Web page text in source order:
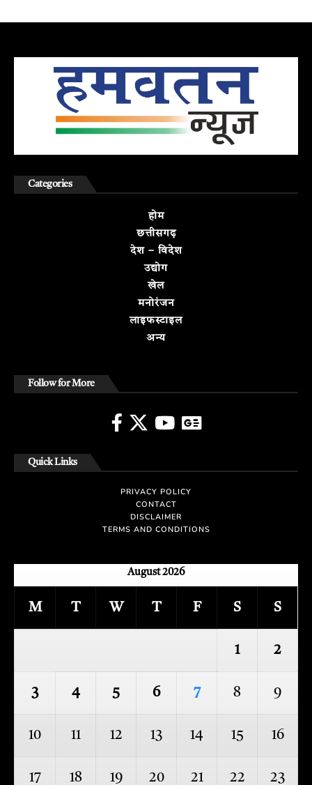
Categories
होम
छत्तीसगढ़
देश – विदेश
उद्योग
खेल
मनोरंजन
लाइफस्टाइल
अन्य
Follow for More
Quick Links
PRIVACY POLICY
CONTACT
DISCLAIMER
TERMS AND CONDITIONS
August 2026
M T W T F S S
1 2
3 4 5 6 7 8 9
10 11 12 13 14 15 16
17 18 19 20 21 22 23